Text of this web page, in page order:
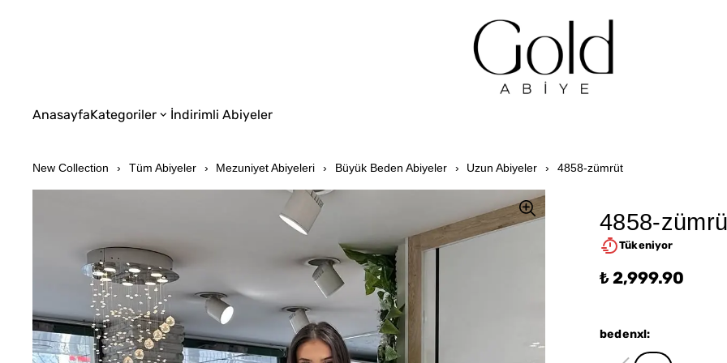
AnasayfaKategoriler İndirimli Abiyeler
New Collection Tüm Abiyeler Mezuniyet Abiyeleri Büyük Beden Abiyeler Uzun Abiyeler 4858-zümrüt
4858-
Tükeniyor
₺ 2,999.90
bedenxl: